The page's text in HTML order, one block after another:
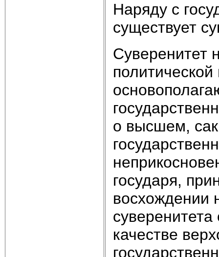
Наряду с
существует
Суверенитет
о высшем,
государя,
восхождении
качестве